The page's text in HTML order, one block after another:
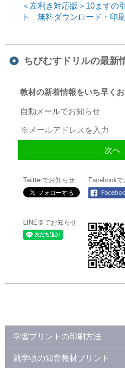
＜左利き対応版＞10ます
ト 無料ダウンロード・印刷
ちびむすドリルの最新
教材の新着情報をいち早くお
自動メールでお知らせ
Twitterでお知らせ Facebook
LINE＠でお知らせ
学習プリントの印刷方法
就学頃の知育教材プリント